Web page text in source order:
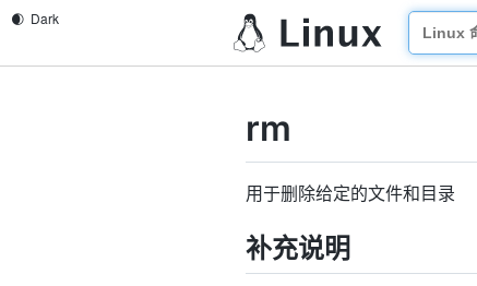
rm
用于删除给定的文件和目录
补充说明